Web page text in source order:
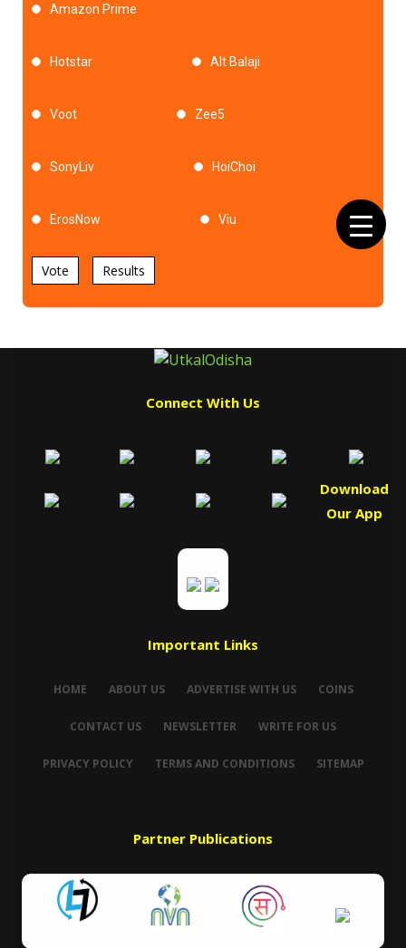
Amazon Prime
Hotstar Alt Balaji
Voot Zee5
SonyLiv HoiChoi
ErosNow Viu
Vote Results
Connect With Us
Download
Our App
Important Links
HOME ABOUT US ADVERTISE WITH US COINS
CONTACT US NEWSLETTER WRITE FOR US
PRIVACY POLICY TERMS AND CONDITIONS SITEMAP
Partner Publications